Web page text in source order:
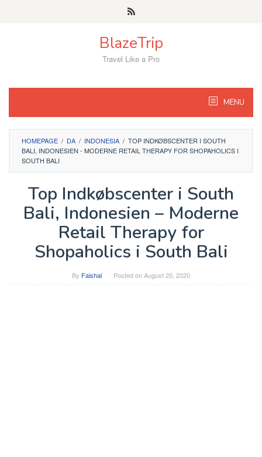
BlazeTrip
Travel Like a Pro
MENU
HOMEPAGE / DA / INDONESIA / TOP INDKØBSCENTER I SOUTH
BALI, INDONESIEN - MODERNE RETAIL THERAPY FOR SHOPAHOLICS I
SOUTH BALI
Top Indkøbscenter i South
Bali, Indonesien – Moderne
Retail Therapy for
Shopaholics i South Bali
By Faishal Posted onAugust 20, 2020